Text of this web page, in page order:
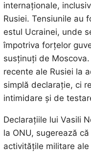
internaționale,
Rusiei. Tensiunile au
estul Ucrainei, unde
împotriva forțelor
susținuți de
recente ale Rusiei la
simplă declarație, ci
intimidare și de
Declarațiile lui Vasili
la ONU, sugerează
activitățile militare